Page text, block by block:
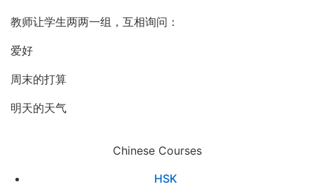
教师让学生两两一组，互相询问：
爱好
周末的打算
明天的天气
Chinese Courses
HSK